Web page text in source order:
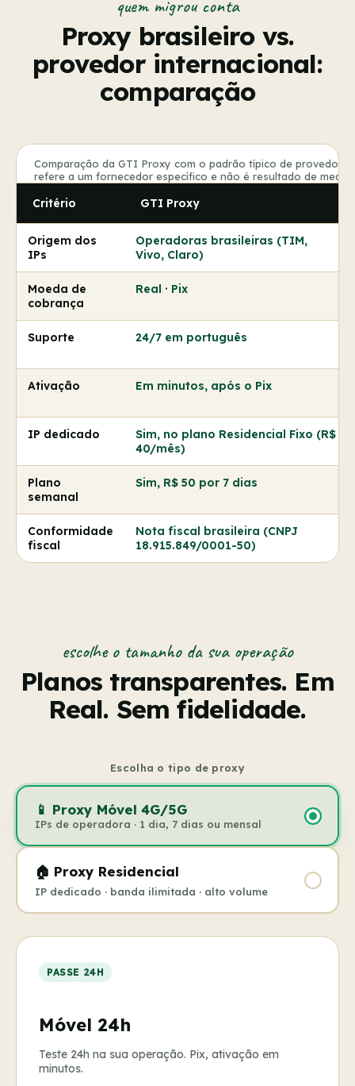
quem migrou conta
Proxy brasileiro vs.
provedor internacional:
comparação
Comparação da GTI Proxy com o padrão típico de
refere a um fornecedor específico e não é resultado de
Critério GTI Proxy
Origem dos
IPs
Operadoras brasileiras (TIM,
Vivo, Claro)
Moeda de
cobrança
Real · Pix
Suporte 24/7 em português
Ativação Em minutos, após o Pix
IP dedicado
Sim, no plano Residencial Fixo (R$
40/mês)
Plano
semanal
Sim, R$ 50 por 7 dias
Conformidade
fiscal
Nota fiscal brasileira (CNPJ
18.915.849/0001-50)
escolhe o tamanho da sua operação
Planos transparentes. Em
Real. Sem fidelidade.
Escolha o tipo de proxy
📱 Proxy Móvel 4G/5G
IPs de operadora · 1 dia, 7 dias ou mensal
🏠 Proxy Residencial
IP dedicado · banda ilimitada · alto volume
PASSE 24H
Móvel 24h
Teste 24h na sua operação. Pix, ativação em
minutos.